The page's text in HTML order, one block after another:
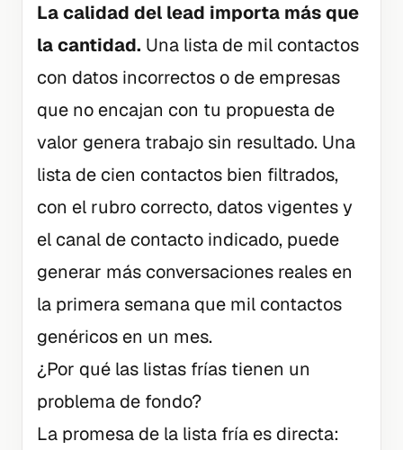
La calidad del lead importa más que
la cantidad. Una lista de mil contactos
con datos incorrectos o de empresas
que no encajan con tu propuesta de
valor genera trabajo sin resultado. Una
lista de cien contactos bien filtrados,
con el rubro correcto, datos vigentes y
el canal de contacto indicado, puede
generar más conversaciones reales en
la primera semana que mil contactos
genéricos en un mes.
¿Por qué las listas frías tienen un
problema de fondo?
La promesa de la lista fría es directa: